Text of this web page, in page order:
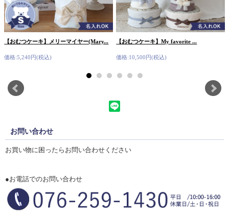
【おむつケーキ】メリーマイヤー(Mary...
価格:5,240円(税込)
【おむつケーキ】My favorite ...
価格:10,500円(税込)
お問い合わせ
お買い物に困ったらお問い合わせください
●お電話でのお問い合わせ